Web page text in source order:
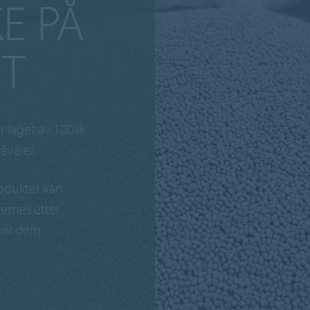
PÅ
laget av 100%
kan
etter
dem